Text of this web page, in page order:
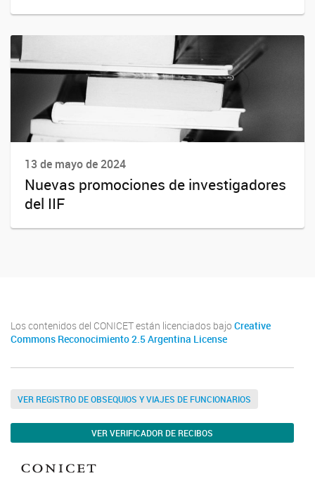
13 de mayo de 2024
Nuevas promociones de investigadores
del IIF
Los contenidos del CONICET están licenciados bajo Creative
Commons Reconocimiento 2.5 Argentina License
VER REGISTRO DE OBSEQUIOS Y VIAJES DE FUNCIONARIOS
VER VERIFICADOR DE RECIBOS